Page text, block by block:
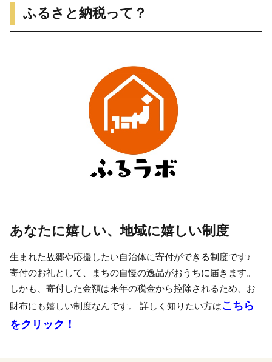
ふるさと納税って？
あなたに嬉しい、地域に嬉しい制度
生まれた故郷や応援したい自治体に寄付ができる制度です♪
寄付のお礼として、まちの自慢の逸品がおうちに届きます。
しかも、寄付した金額は来年の税金から控除されるため、お
財布にも嬉しい制度なんです。 詳しく知りたい方はこちら
をクリック！